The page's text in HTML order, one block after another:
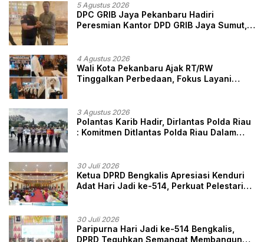
5 Agustus 2026
DPC GRIB Jaya Pekanbaru Hadiri
Peresmian Kantor DPD GRIB Jaya Sumut,
4 Agustus 2026
Wali Kota Pekanbaru Ajak RT/RW
Tinggalkan Perbedaan, Fokus Layani
3 Agustus 2026
Polantas Karib Hadir, Dirlantas Polda Riau
: Komitmen Ditlantas Polda Riau Dalam
30 Juli 2026
Ketua DPRD Bengkalis Apresiasi Kenduri
Adat Hari Jadi ke-514, Perkuat Pelestarian
30 Juli 2026
Paripurna Hari Jadi ke-514 Bengkalis,
DPRD Teguhkan Semangat Membangun